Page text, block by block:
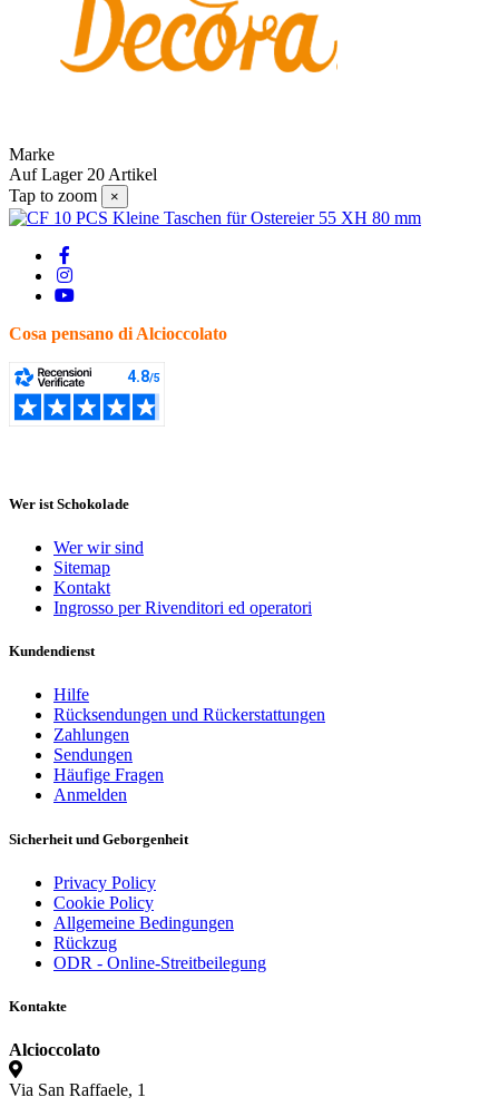
Marke
Auf Lager 20 Artikel
Tap to zoom
×
Cosa pensano di Alcioccolato
Wer ist Schokolade
Wer wir sind
Sitemap
Kontakt
Ingrosso per Rivenditori ed operatori
Kundendienst
Hilfe
Rücksendungen und Rückerstattungen
Zahlungen
Sendungen
Häufige Fragen
Anmelden
Sicherheit und Geborgenheit
Privacy Policy
Cookie Policy
Allgemeine Bedingungen
Rückzug
ODR - Online-Streitbeilegung
Kontakte
Alcioccolato
Via San Raffaele, 1